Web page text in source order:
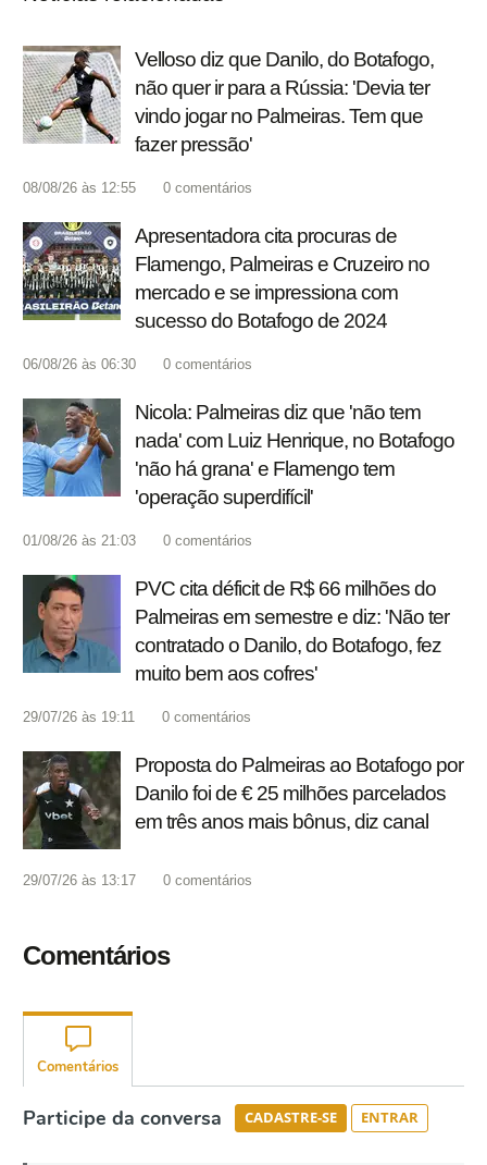
Velloso diz que Danilo, do Botafogo,
não quer ir para a Rússia: 'Devia ter
vindo jogar no Palmeiras. Tem que
fazer pressão'
08/08/26 às 12:55 0 comentários
Apresentadora cita procuras de
Flamengo, Palmeiras e Cruzeiro no
mercado e se impressiona com
sucesso do Botafogo de 2024
06/08/26 às 06:30 0 comentários
Nicola: Palmeiras diz que 'não tem
nada' com Luiz Henrique, no Botafogo
'não há grana' e Flamengo tem
'operação superdifícil'
01/08/26 às 21:03 0 comentários
PVC cita déficit de R$ 66 milhões do
Palmeiras em semestre e diz: 'Não ter
contratado o Danilo, do Botafogo, fez
muito bem aos cofres'
29/07/26 às 19:11 0 comentários
Proposta do Palmeiras ao Botafogo por
Danilo foi de € 25 milhões parcelados
em três anos mais bônus, diz canal
29/07/26 às 13:17 0 comentários
Comentários